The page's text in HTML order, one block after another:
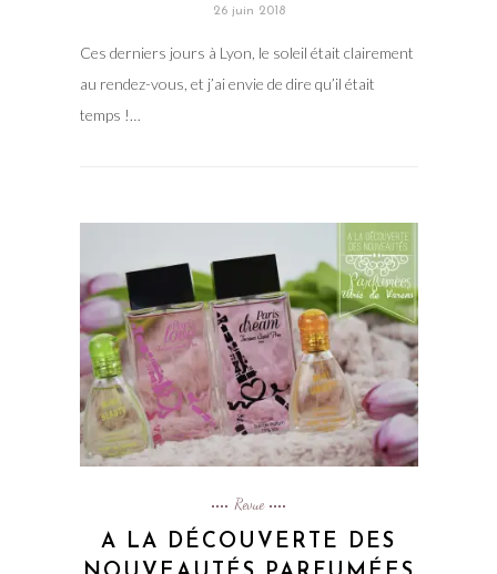
26 juin 2018
Ces derniers jours à Lyon, le soleil était clairement
au rendez-vous, et j’ai envie de dire qu’il était
temps !…
Revue
A LA DÉCOUVERTE DES